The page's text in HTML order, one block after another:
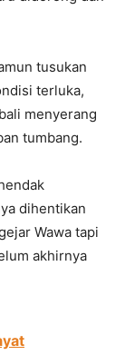
tusukan
terluka,
menyerang
tumbang.
dihentikan
Wawa tapi
akhirnya